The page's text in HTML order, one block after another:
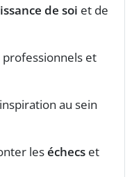
de soi et de
professionnels et
au sein
leséchecs et